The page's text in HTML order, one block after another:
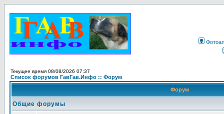
Текущее время 08/08/2026 07:37
Список форумов ГавГав.Инфо :: Форум
Форум
Общие форумы